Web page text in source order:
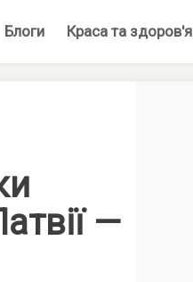
Блоги Краса та здоров'я
—